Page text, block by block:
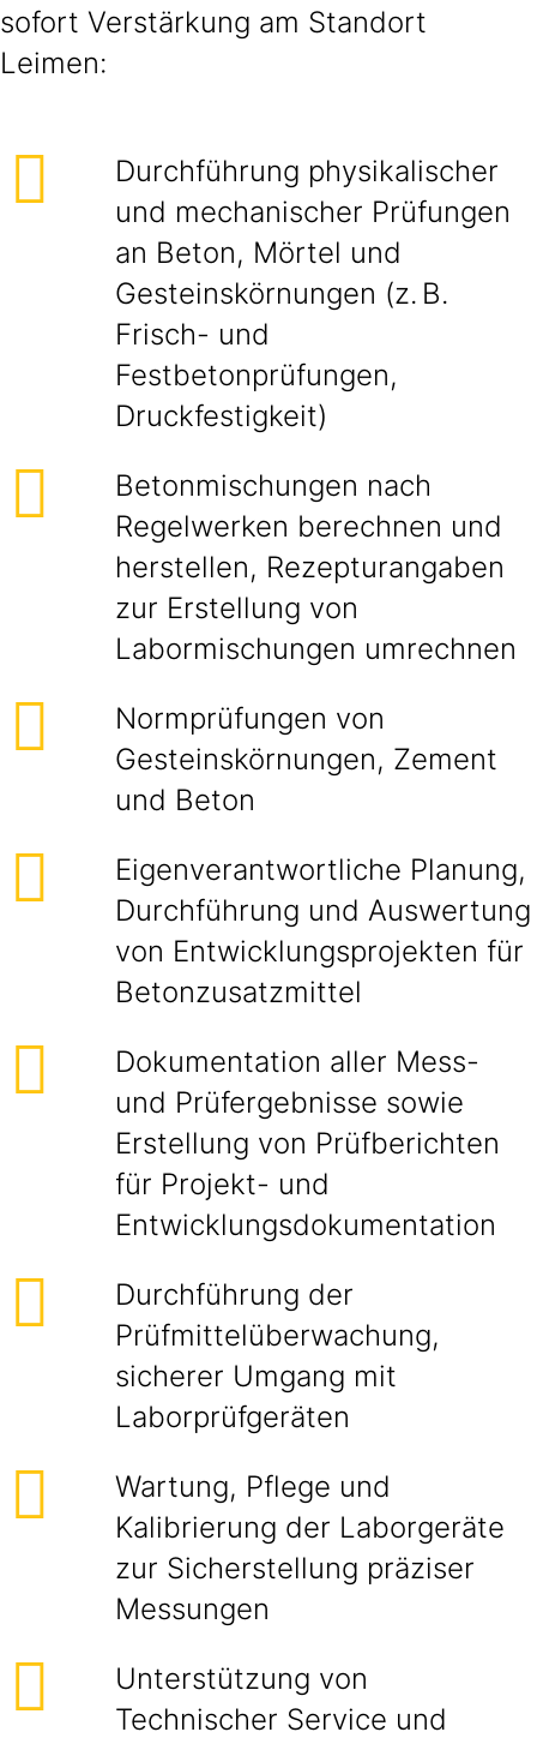
sofort Verstärkung am Standort
Leimen:
Durchführung physikalischer
und mechanischer Prüfungen
an Beton, Mörtel und
Gesteinskörnungen (z. B.
Frisch- und
Festbetonprüfungen,
Druckfestigkeit)
Betonmischungen nach
Regelwerken berechnen und
herstellen, Rezepturangaben
zur Erstellung von
Labormischungen umrechnen
Normprüfungen von
Gesteinskörnungen, Zement
und Beton
Eigenverantwortliche Planung,
Durchführung und Auswertung
von Entwicklungsprojekten für
Betonzusatzmittel
Dokumentation aller Mess-
und Prüfergebnisse sowie
Erstellung von Prüfberichten
für Projekt- und
Entwicklungsdokumentation
Durchführung der
Prüfmittelüberwachung,
sicherer Umgang mit
Laborprüfgeräten
Wartung, Pflege und
Kalibrierung der Laborgeräte
zur Sicherstellung präziser
Messungen
Unterstützung von
Technischer Service und